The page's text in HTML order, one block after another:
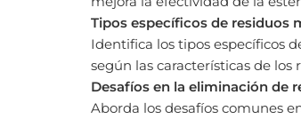
Tipos específicos de residuos
Identifica los tipos específicos
según las características de los
Desafíos en la eliminación de
Aborda los desafíos comunes